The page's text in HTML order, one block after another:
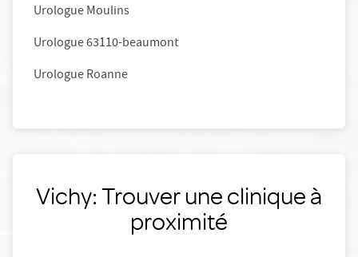
Urologue Moulins
Urologue 63110-beaumont
Urologue Roanne
Vichy: Trouver une clinique à
proximité